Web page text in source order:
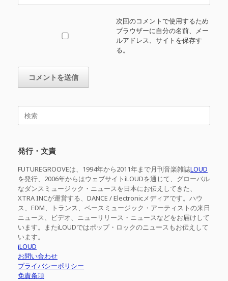
次回のコメントで使用するため
ブラウザーに自分の名前、メー
ルアドレス、サイトを保存す
る。
発行・文責
FUTUREGROOVEは、1994年から2011年まで月刊音楽雑誌LOUD
を発行、2006年からはウェブサイトiLOUDを通じて、グローバル
なダンスミュージック・ニュースを日本にお伝えしてきた、
XTRA INCが運営する、DANCE / Electronicメディアです。ハウ
ス、EDM、トランス、ベースミュージック・アーティストの来日
ニュース、ビデオ、ニューリリース・ニュースなどをお届けして
います。またiLOUDではポップ・ロックのニュースもお伝えして
います。
iLOUD
お問い合わせ
プライバシーポリシー
免責条項